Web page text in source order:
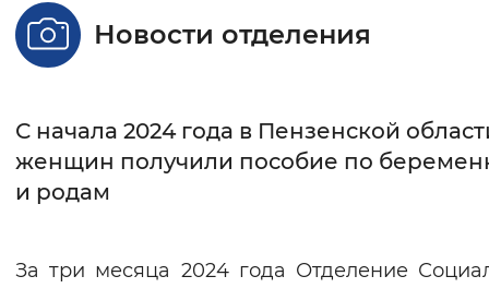
Стандартный Увеличенный
Без засечек С засечками
Новости отделения
С начала 2024 года в Пензенской
женщин получили пособие по
и родам
За три месяца 2024 года Отделение